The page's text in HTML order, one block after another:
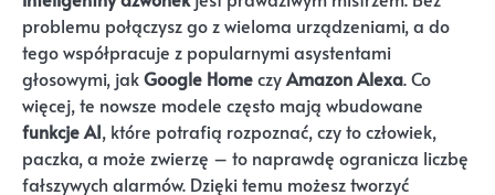
problemu połączysz go z wieloma urządzeniami, a do
tego współpracuje z popularnymi asystentami
głosowymi, jakGoogle HomeczyAmazon Alexa. Co
więcej, te nowsze modele często mają wbudowane
funkcje AI, które potrafią rozpoznać, czy to człowiek,
paczka, a może zwierzę – to naprawdę ogranicza liczbę
fałszywych alarmów. Dzięki temu możesz tworzyć